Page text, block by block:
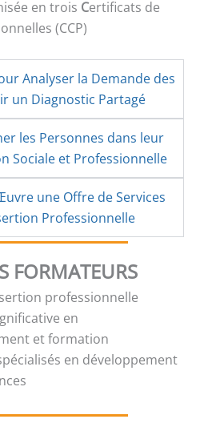
en trois Certificats de
(CCP)
Analyser la Demande des
un Diagnostic Partagé
les Personnes dans leur
Sociale et Professionnelle
une Offre de Services
Professionnelle
FORMATEURS
professionnelle
en
et formation
en développement